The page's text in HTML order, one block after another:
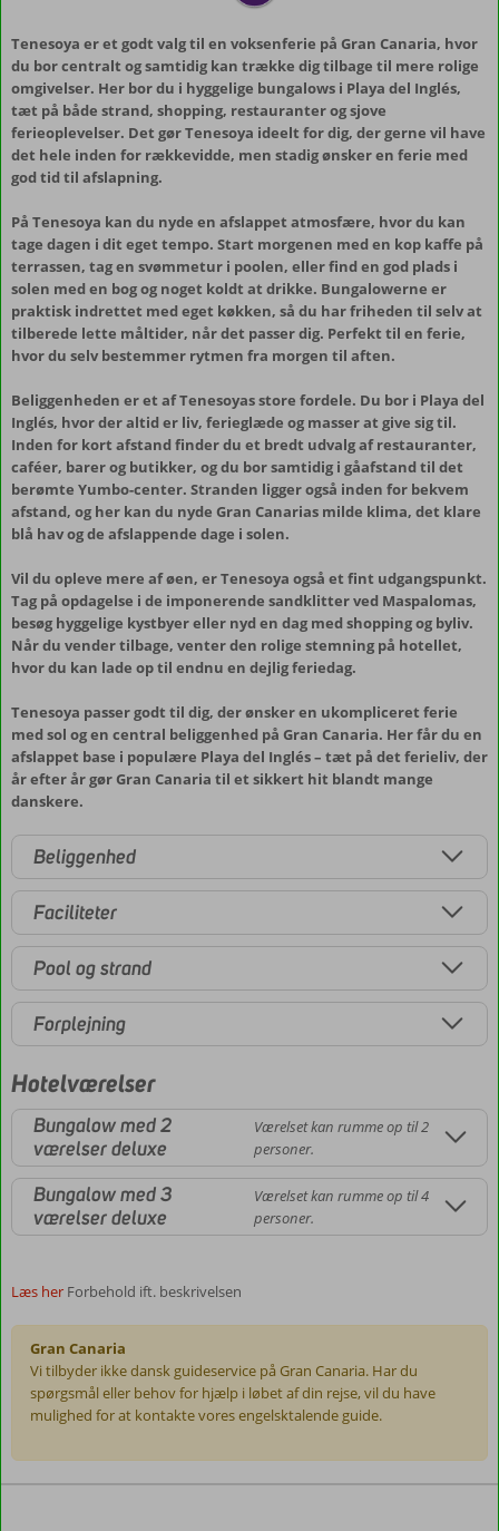
Tenesoya er et godt valg til en voksenferie på Gran Canaria, hvor
du bor centralt og samtidig kan trække dig tilbage til mere rolige
omgivelser. Her bor du i hyggelige bungalows i Playa del Inglés,
tæt på både strand, shopping, restauranter og sjove
ferieoplevelser. Det gør Tenesoya ideelt for dig, der gerne vil have
det hele inden for rækkevidde, men stadig ønsker en ferie med
god tid til afslapning.
På Tenesoya kan du nyde en afslappet atmosfære, hvor du kan
tage dagen i dit eget tempo. Start morgenen med en kop kaffe på
terrassen, tag en svømmetur i poolen, eller find en god plads i
solen med en bog og noget koldt at drikke. Bungalowerne er
praktisk indrettet med eget køkken, så du har friheden til selv at
tilberede lette måltider, når det passer dig. Perfekt til en ferie,
hvor du selv bestemmer rytmen fra morgen til aften.
Beliggenheden er et af Tenesoyas store fordele. Du bor i Playa del
Inglés, hvor der altid er liv, ferieglæde og masser at give sig til.
Inden for kort afstand finder du et bredt udvalg af restauranter,
caféer, barer og butikker, og du bor samtidig i gåafstand til det
berømte Yumbo-center. Stranden ligger også inden for bekvem
afstand, og her kan du nyde Gran Canarias milde klima, det klare
blå hav og de afslappende dage i solen.
Vil du opleve mere af øen, er Tenesoya også et fint udgangspunkt.
Tag på opdagelse i de imponerende sandklitter ved Maspalomas,
besøg hyggelige kystbyer eller nyd en dag med shopping og byliv.
Når du vender tilbage, venter den rolige stemning på hotellet,
hvor du kan lade op til endnu en dejlig feriedag.
Tenesoya passer godt til dig, der ønsker en ukompliceret ferie
med sol og en central beliggenhed på Gran Canaria. Her får du en
afslappet base i populære Playa del Inglés – tæt på det ferieliv, der
år efter år gør Gran Canaria til et sikkert hit blandt mange
danskere.
Beliggenhed
Faciliteter
Pool og strand
Forplejning
Hotelværelser
Bungalow med 2
værelser deluxe
Værelset kan rumme op til 2
personer.
Bungalow med 3
værelser deluxe
Værelset kan rumme op til 4
personer.
Læs her Forbehold ift. beskrivelsen
Gran Canaria
Vi tilbyder ikke dansk guideservice på Gran Canaria. Har du
spørgsmål eller behov for hjælp i løbet af din rejse, vil du have
mulighed for at kontakte vores engelsktalende guide.